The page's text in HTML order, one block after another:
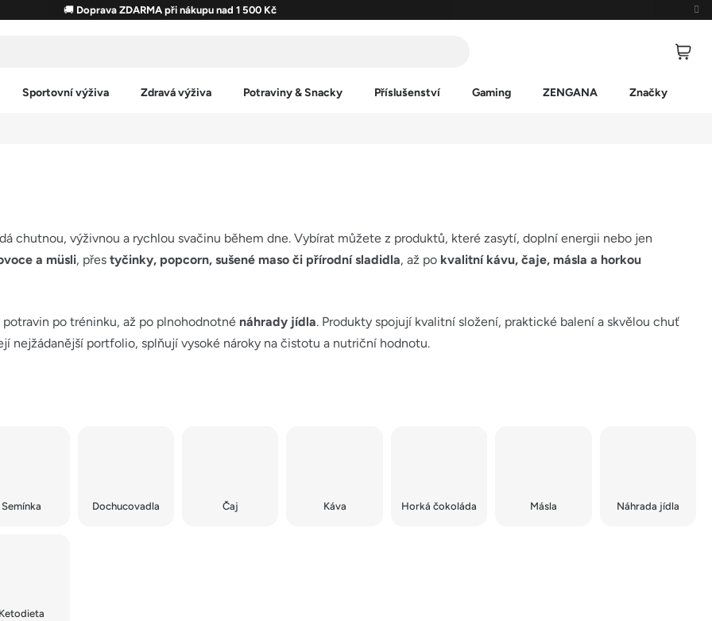
🚚 Doprava ZDARMA při nákupu nad 1 500 Kč
Sportovní výživa Zdravá výživa Potraviny & Snacky Příslušenství Gaming ZENGANA Značky
chutnou, výživnou a rychlou svačinu během dne. Vybírat můžete z produktů, které zasytí, doplní energii nebo jen
a müsli, přes tyčinky, popcorn, sušené maso či přírodní sladidla, až po kvalitní kávu, čaje, másla a horkou
po tréninku, až po plnohodnotné náhrady jídla. Produkty spojují kvalitní složení, praktické balení a skvělou chuť
nejžádanější portfolio, splňují vysoké nároky na čistotu a nutriční hodnotu.
Semínka Dochucovadla Čaj Káva Horká čokoláda Másla Náhrada jídla
Ketodieta